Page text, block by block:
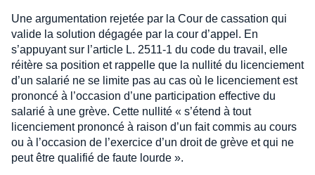
Une argumentation rejetée par la Cour de cassation qui
valide la solution dégagée par la cour d’appel. En
s’appuyant sur l’article L. 2511-1 du code du travail, elle
réitère sa position et rappelle que la nullité du licenciement
d’un salarié ne se limite pas au cas où le licenciement est
prononcé à l’occasion d’une participation effective du
salarié à une grève. Cette nullité « s’étend à tout
licenciement prononcé à raison d’un fait commis au cours
ou à l’occasion de l’exercice d’un droit de grève et qui ne
peut être qualifié de faute lourde ».